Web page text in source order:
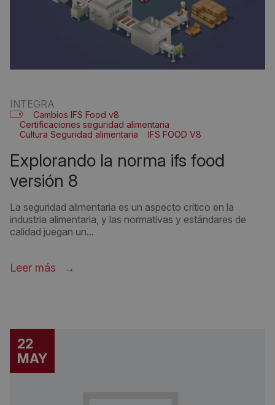
INTEGRA
Cambios IFS Food v8
Certificaciones seguridad alimentaria
Cultura Seguridad alimentaria
IFS FOOD V8
explorando la norma ifs food
versión 8
La seguridad alimentaria es un aspecto crítico en la
industria alimentaria, y las normativas y estándares de
calidad juegan un...
Leer más
22
MAY